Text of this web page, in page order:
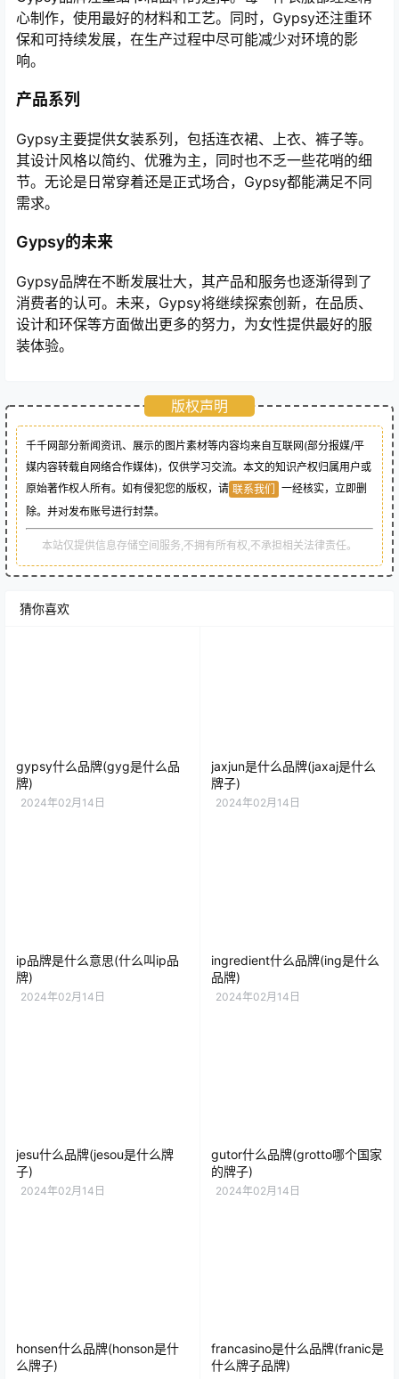
心制作，使用最好的材料和工艺。同时，Gypsy还注重环
保和可持续发展，在生产过程中尽可能减少对环境的影
响。
产品系列
Gypsy主要提供女装系列，包括连衣裙、上衣、裤子等。
其设计风格以简约、优雅为主，同时也不乏一些花哨的细
节。无论是日常穿着还是正式场合，Gypsy都能满足不同
需求。
Gypsy的未来
Gypsy品牌在不断发展壮大，其产品和服务也逐渐得到了
消费者的认可。未来，Gypsy将继续探索创新，在品质、
设计和环保等方面做出更多的努力，为女性提供最好的服
装体验。
版权声明
千千网部分新闻资讯、展示的图片素材等内容均来自互联网(部分报媒/平
媒内容转载自网络合作媒体)，仅供学习交流。本文的知识产权归属用户或
原始著作权人所有。如有侵犯您的版权，请 联系我们
一经核实，立即删
除。并对发布账号进行封禁。
本站仅提供信息存储空间服务,不拥有所有权,不承担相关法律责任。
猜你喜欢
gypsy什么品牌(gyg是什么品
牌)
2024年02月14日
jaxjun是什么品牌(jaxaj是什么
牌子)
2024年02月14日
ip品牌是什么意思(什么叫ip品
牌)
2024年02月14日
ingredient什么品牌(ing是什么
品牌)
2024年02月14日
jesu什么品牌(jesou是什么牌
子)
2024年02月14日
gutor什么品牌(grotto哪个国家
的牌子)
2024年02月14日
honsen什么品牌(honson是什
么牌子)
francasino是什么品牌(franic是
什么牌子品牌)